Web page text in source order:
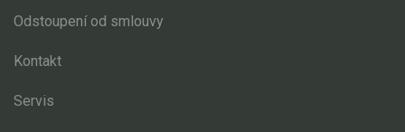
Odstoupení od smlouvy
Kontakt
Servis